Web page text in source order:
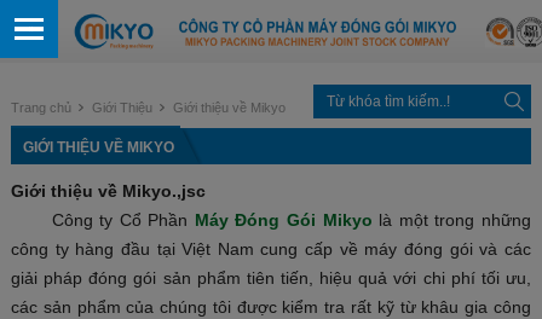
Trang chủ Giới Thiệu Giới thiệu về Mikyo
GIỚI THIỆU VỀ MIKYO
Giới thiệu về Mikyo.,jsc
Công ty Cổ Phần Máy Đóng Gói Mikyo là một trong những
công ty hàng đầu tại Việt Nam cung cấp về máy đóng gói và các
giải pháp đóng gói sản phẩm tiên tiến, hiệu quả với chi phí tối ưu,
các sản phẩm của chúng tôi được kiểm tra rất kỹ từ khâu gia công